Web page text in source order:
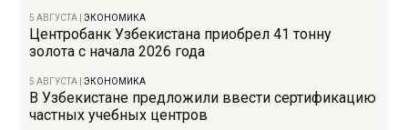
5 АВГУСТА |ЭКОНОМИКА
Центробанк Узбекистана приобрел 41 тонну
золота с начала 2026 года
5 АВГУСТА |ЭКОНОМИКА
В Узбекистане предложили ввести сертификацию
частных учебных центров